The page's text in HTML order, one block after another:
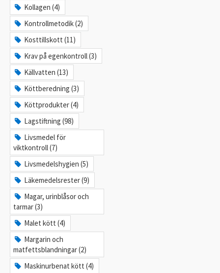
Kollagen (4)
Kontrollmetodik (2)
Kosttillskott (11)
Krav på egenkontroll (3)
Källvatten (13)
Köttberedning (3)
Köttprodukter (4)
Lagstiftning (98)
Livsmedel för
viktkontroll (7)
Livsmedelshygien (5)
Läkemedelsrester (9)
Magar, urinblåsor och
tarmar (3)
Malet kött (4)
Margarin och
matfettsblandningar (2)
Maskinurbenat kött (4)